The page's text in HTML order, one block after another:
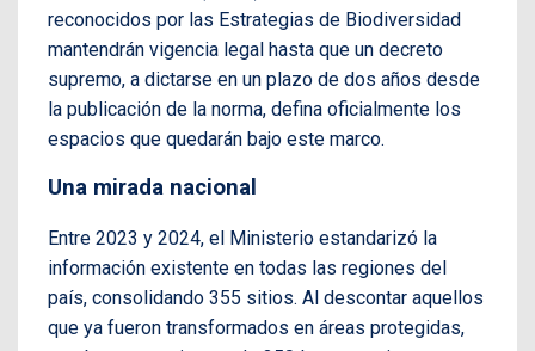
reconocidos por las Estrategias de Biodiversidad
mantendrán vigencia legal hasta que un decreto
supremo, a dictarse en un plazo de dos años desde
la publicación de la norma, defina oficialmente los
espacios que quedarán bajo este marco.
Una mirada nacional
Entre 2023 y 2024, el Ministerio estandarizó la
información existente en todas las regiones del
país, consolidando 355 sitios. Al descontar aquellos
que ya fueron transformados en áreas protegidas,